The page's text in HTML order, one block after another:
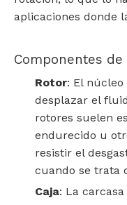
aplicaciones donde
Componentes
Rotor: El
desplazar el
rotores suelen
endurecido u
resistir el
cuando se trata
Caja: La